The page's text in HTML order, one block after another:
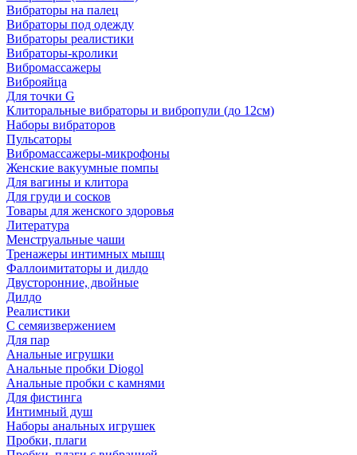
Вибраторы на палец
Вибраторы под одежду
Вибраторы реалистики
Вибраторы-кролики
Вибромассажеры
Виброяйца
Для точки G
Клиторальные вибраторы и вибропули (до 12см)
Наборы вибраторов
Пульсаторы
Вибромассажеры-микрофоны
Женские вакуумные помпы
Для вагины и клитора
Для груди и сосков
Товары для женского здоровья
Литература
Менструальные чаши
Тренажеры интимных мышц
Фаллоимитаторы и дилдо
Двусторонние, двойные
Дилдо
Реалистики
С семяизвержением
Для пар
Анальные игрушки
Анальные пробки Diogol
Анальные пробки с камнями
Для фистинга
Интимный душ
Наборы анальных игрушек
Пробки, плаги